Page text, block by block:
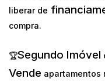
liberar de
compra.
🏆Segundo Imóvel
Vende apartamentos